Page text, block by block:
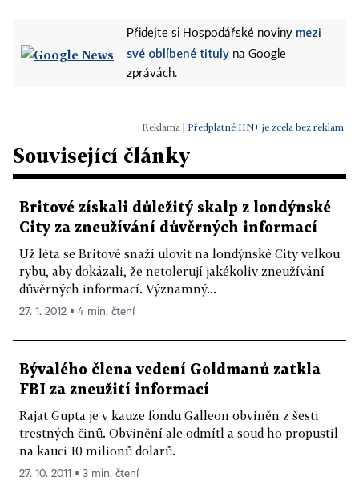
Přidejte si Hospodářské noviny mezi
své oblíbené tituly na Google
zprávách.
Předplatné HN+ je zcela bez reklam.
Související články
Britové získali důležitý skalp z londýnské
City za zneužívání důvěrných informací
Už léta se Britové snaží ulovit na londýnské City velkou
rybu, aby dokázali, že netolerují jakékoliv zneužívání
důvěrných informací. Významný...
27. 1. 2012 ▪ 4 min. čtení
Bývalého člena vedení Goldmanů zatkla
FBI za zneužití informací
Rajat Gupta je v kauze fondu Galleon obviněn z šesti
trestných činů. Obvinění ale odmítl a soud ho propustil
na kauci 10 milionů dolarů.
27. 10. 2011 ▪ 3 min. čtení